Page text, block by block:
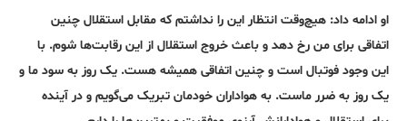
او ادامه داد: هیچ‌وقت انتظار این را نداشتم که مقابل استقلال چنین
اتفاقی برای من رخ دهد و باعث خروج استقلال از این رقابت‌ها شوم. با
این وجود فوتبال است و چنین اتفاقی همیشه هست. یک روز به سود ما و
یک روز به ضرر ماست. به هواداران خودمان تبریک می‌گویم و در آینده